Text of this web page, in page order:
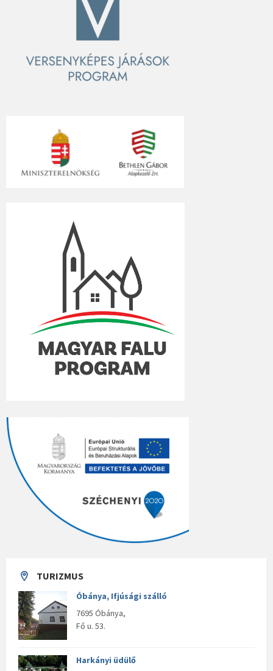
TURIZMUS
Óbánya, Ifjúsági szálló
7695 Óbánya,
Fő u. 53.
Harkányi üdülő